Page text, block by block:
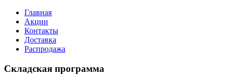
Главная
Акции
Контакты
Доставка
Распродажа
Складская программа